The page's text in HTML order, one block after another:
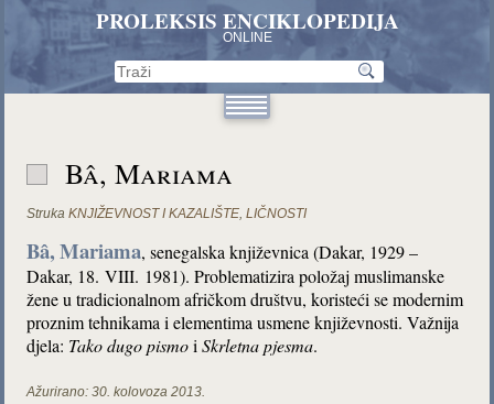
PROLEKSIS ENCIKLOPEDIJA
ONLINE
Bâ, Mariama
Struka KNJIŽEVNOST I KAZALIŠTE,LIČNOSTI
Bâ, Mariama, senegalska književnica (Dakar, 1929 –
Dakar, 18. VIII. 1981). Problematizira položaj muslimanske
žene u tradicionalnom afričkom društvu, koristeći se modernim
proznim tehnikama i elementima usmene književnosti. Važnija
djela: Tako dugo pismoiSkrletna pjesma.
Ažurirano: 30. kolovoza 2013.